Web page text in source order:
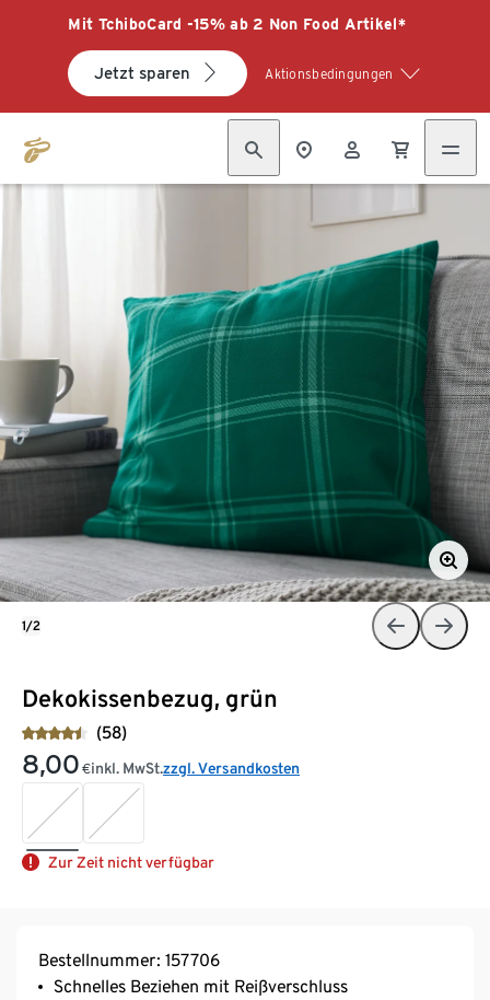
Mit TchiboCard -15% ab 2 Non Food Artikel*
Jetzt sparen Aktionsbedingungen
Dekokissenbezug, grün
(58)
8,00 €inkl. MwSt.zzgl. Versandkosten
Zur Zeit nicht verfügbar
1/2
Bestellnummer: 157706
Schnelles Beziehen mit Reißverschluss